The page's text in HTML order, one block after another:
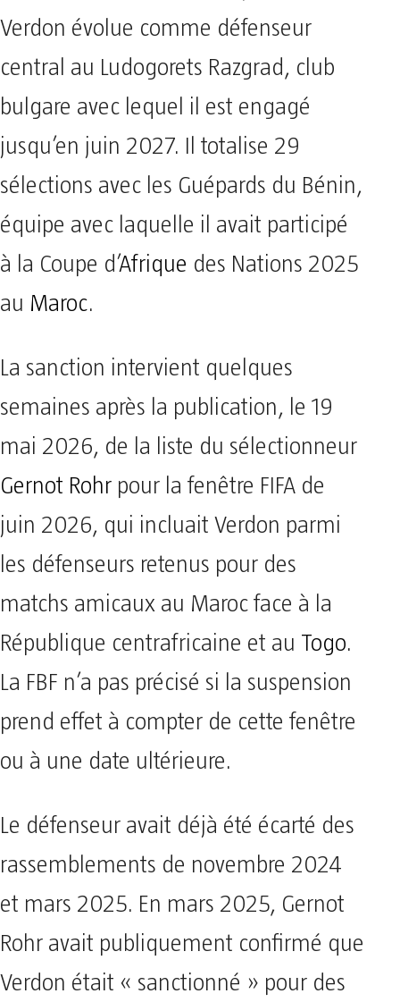
Verdon évolue comme défenseur
central au Ludogorets Razgrad, club
bulgare avec lequel il est engagé
jusqu’en juin 2027. Il totalise 29
sélections avec les Guépards du Bénin,
équipe avec laquelle il avait participé
à la Coupe d’Afrique des Nations 2025
au Maroc.
La sanction intervient quelques
semaines après la publication, le 19
mai 2026, de la liste du sélectionneur
Gernot Rohr pour la fenêtre FIFA de
juin 2026, qui incluait Verdon parmi
les défenseurs retenus pour des
matchs amicaux au Maroc face à la
République centrafricaine et au Togo.
La FBF n’a pas précisé si la suspension
prend effet à compter de cette fenêtre
ou à une date ultérieure.
Le défenseur avait déjà été écarté des
rassemblements de novembre 2024
et mars 2025. En mars 2025, Gernot
Rohr avait publiquement confirmé que
Verdon était « sanctionné » pour des